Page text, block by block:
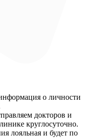
о личности
докторов и
круглосуточно.
лояльная и будет по